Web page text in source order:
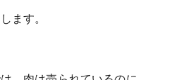
ます。